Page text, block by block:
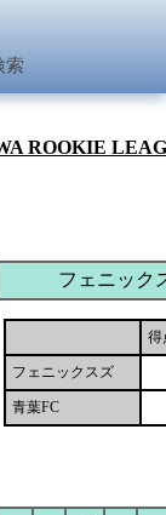
索
ROOKIE
フェニック
得
フェニックスズ
青葉FC